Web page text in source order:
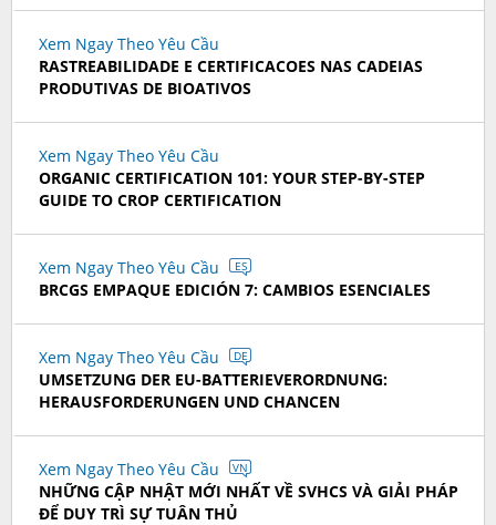
Xem Ngay Theo Yêu Cầu
RASTREABILIDADE E CERTIFICACOES NAS CADEIAS
PRODUTIVAS DE BIOATIVOS
Xem Ngay Theo Yêu Cầu
ORGANIC CERTIFICATION 101: YOUR STEP-BY-STEP
GUIDE TO CROP CERTIFICATION
Xem Ngay Theo Yêu Cầu ES
BRCGS EMPAQUE EDICIÓN 7: CAMBIOS ESENCIALES
Xem Ngay Theo Yêu Cầu DE
UMSETZUNG DER EU-BATTERIEVERORDNUNG:
HERAUSFORDERUNGEN UND CHANCEN
Xem Ngay Theo Yêu Cầu VN
NHỮNG CẬP NHẬT MỚI NHẤT VỀ SVHCS VÀ GIẢI PHÁP
ĐỂ DUY TRÌ SỰ TUÂN THỦ